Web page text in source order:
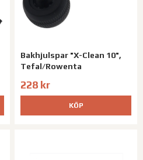
Bakhjulspar "X-Clean 10",
Tefal/Rowenta
228 kr
KÖP